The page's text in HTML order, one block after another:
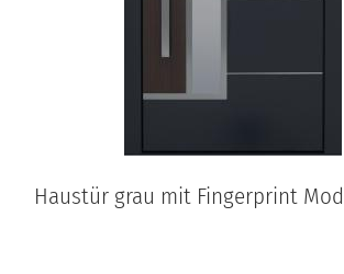
Haustür grau mit Fingerprint